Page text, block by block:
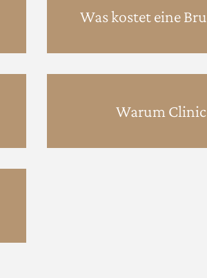
Was kostet eine
Warum